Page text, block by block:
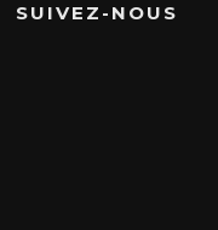
SUIVEZ-NOUS